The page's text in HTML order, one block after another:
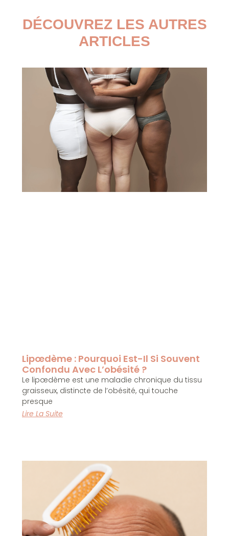
DÉCOUVREZ LES AUTRES
ARTICLES
Lipœdème : Pourquoi Est-Il Si Souvent
Confondu Avec L’obésité ?
Le lipœdème est une maladie chronique du tissu
graisseux, distincte de l’obésité, qui touche
presque
Lire La Suite